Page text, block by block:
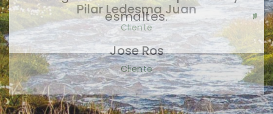
Pilar Ledesma Juan
Cliente